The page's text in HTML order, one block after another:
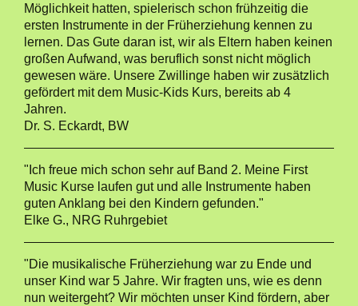
Möglichkeit hatten, spielerisch schon frühzeitig die
ersten Instrumente in der Früherziehung kennen zu
lernen. Das Gute daran ist, wir als Eltern haben keinen
großen Aufwand, was beruflich sonst nicht möglich
gewesen wäre. Unsere Zwillinge haben wir zusätzlich
gefördert mit dem Music-Kids Kurs, bereits ab 4
Jahren.
Dr. S. Eckardt, BW
"Ich freue mich schon sehr auf Band 2. Meine First
Music Kurse laufen gut und alle Instrumente haben
guten Anklang bei den Kindern gefunden."
Elke G., NRG Ruhrgebiet
"Die musikalische Früherziehung war zu Ende und
unser Kind war 5 Jahre. Wir fragten uns, wie es denn
nun weitergeht? Wir möchten unser Kind fördern, aber